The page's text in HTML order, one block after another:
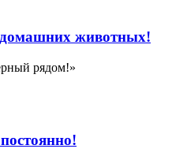
домашних животных!
рядом!»